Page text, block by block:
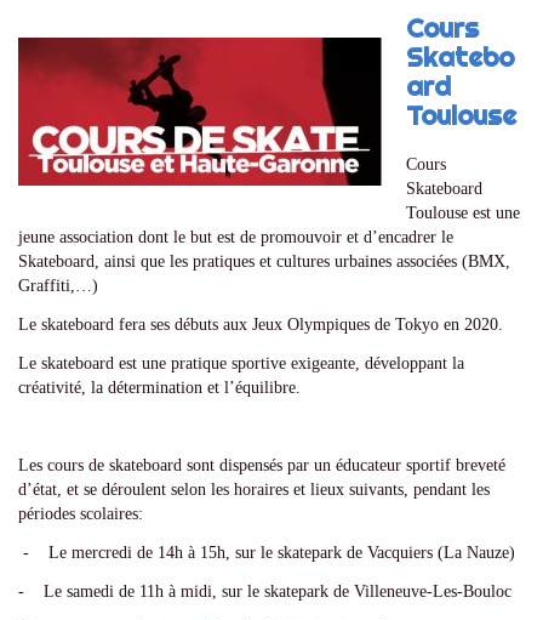
Cours
Skatebo
ard
Toulouse
Cours
Skateboard
Toulouse est une
jeune association dont le but est de promouvoir et d’encadrer le
Skateboard, ainsi que les pratiques et cultures urbaines associées (BMX,
Graffiti,…)
Le skateboard fera ses débuts aux Jeux Olympiques de Tokyo en 2020.
Le skateboard est une pratique sportive exigeante, développant la
créativité, la détermination et l’équilibre.
Les cours de skateboard sont dispensés par un éducateur sportif breveté
d’état, et se déroulent selon les horaires et lieux suivants, pendant les
périodes scolaires:
- Le mercredi de 14h à 15h, sur le skatepark de Vacquiers (La Nauze)
- Le samedi de 11h à midi, sur le skatepark de Villeneuve-Les-Bouloc